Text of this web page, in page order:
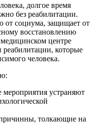
долгое время
без реабилитации.
от социума, защищает от
восстановлению
центре
реабилитации, которые
человека.
мероприятия устраняют
толкающие на